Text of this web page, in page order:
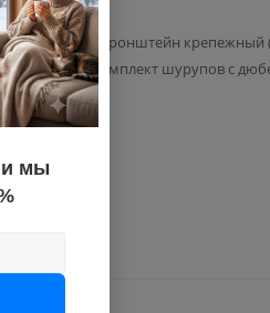
10
радиатор, кронштейн крепежный
ключом, комплект шурупов с
упаковка
боковое
и мы